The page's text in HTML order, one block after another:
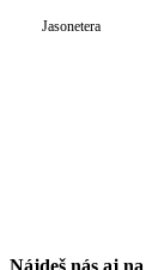
Jasonetera